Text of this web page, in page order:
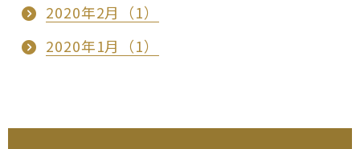
2020年2月（1）
2020年1月（1）